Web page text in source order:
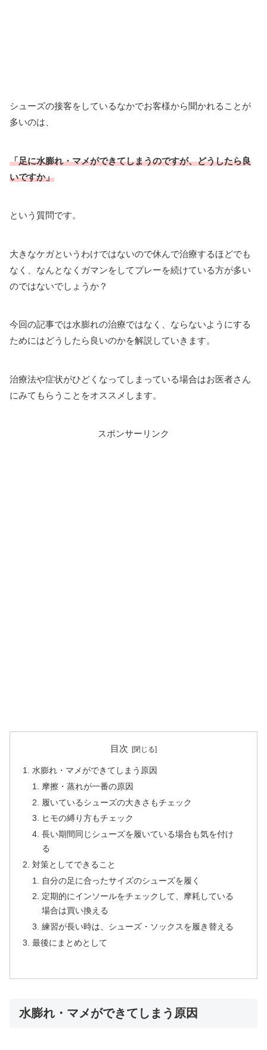
シューズの接客をしているなかでお客様から聞かれることが
多いのは、
「足に水膨れ・マメができてしまうのですが、どうしたら良
いですか」
という質問です。
大きなケガというわけではないので休んで治療するほどでも
なく、なんとなくガマンをしてプレーを続けている方が多い
のではないでしょうか？
今回の記事では水膨れの治療ではなく、ならないようにする
ためにはどうしたら良いのかを解説していきます。
治療法や症状がひどくなってしまっている場合はお医者さん
にみてもらうことをオススメします。
スポンサーリンク
目次
水膨れ・マメができてしまう原因
摩擦・蒸れが一番の原因
履いているシューズの大きさもチェック
ヒモの縛り方もチェック
長い期間同じシューズを履いている場合も気を付け
る
対策としてできること
自分の足に合ったサイズのシューズを履く
定期的にインソールをチェックして、摩耗している
場合は買い換える
練習が長い時は、シューズ・ソックスを履き替える
最後にまとめとして
水膨れ・マメができてしまう原因